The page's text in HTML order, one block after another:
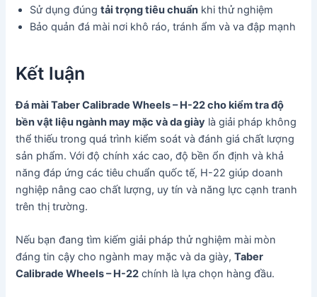
Sử dụng đúngtải trọng tiêu chuẩn khi thử nghiệm
Bảo quản đá mài nơi khô ráo, tránh ẩm và va đập mạnh
Kết luận
Đá mài Taber Calibrade Wheels – H-22 cho kiểm tra độ
bền vật liệu ngành may mặc và da giày là giải pháp không
thể thiếu trong quá trình kiểm soát và đánh giá chất lượng
sản phẩm. Với độ chính xác cao, độ bền ổn định và khả
năng đáp ứng các tiêu chuẩn quốc tế, H-22 giúp doanh
nghiệp nâng cao chất lượng, uy tín và năng lực cạnh tranh
trên thị trường.
Nếu bạn đang tìm kiếm giải pháp thử nghiệm mài mòn
đáng tin cậy cho ngành may mặc và da giày,Taber
Calibrade Wheels – H-22 chính là lựa chọn hàng đầu.